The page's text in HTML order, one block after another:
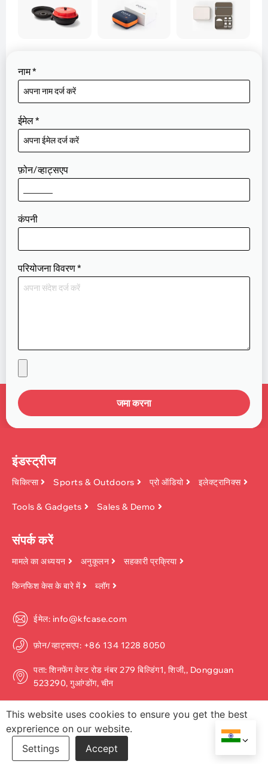
नाम*
ईमेल*
फ़ोन/व्हाट्सएप
कंपनी
परियोजना विवरण*
जमा करना
इंडस्ट्रीज
चिकित्सा Sports & Outdoors प्रो ऑडियो इलेक्ट्रानिक्स
Tools & Gadgets Sales & Demo
संपर्क करें
मामले का अध्ययन अनुकूलन सहकारी प्रक्रिया
किनफिश केस के बारे में ब्लॉग
ईमेल: info@kfcase.com
फ़ोन/व्हाट्सएप: +86 134 1228 8050
पता: शिनफेंग वेस्ट रोड नंबर 279 बिल्डिंग1, शिजी,, Dongguan
523290, गुआंग्डोंग, चीन
कॉपीराइट ©2026, डोंगगुआन किनफिश टेक्नोलॉजी कं, लिमिटेड. सर्वाधिकार सुरक्षित.
This website uses cookies to ensure you get the best
exprerience on our website.